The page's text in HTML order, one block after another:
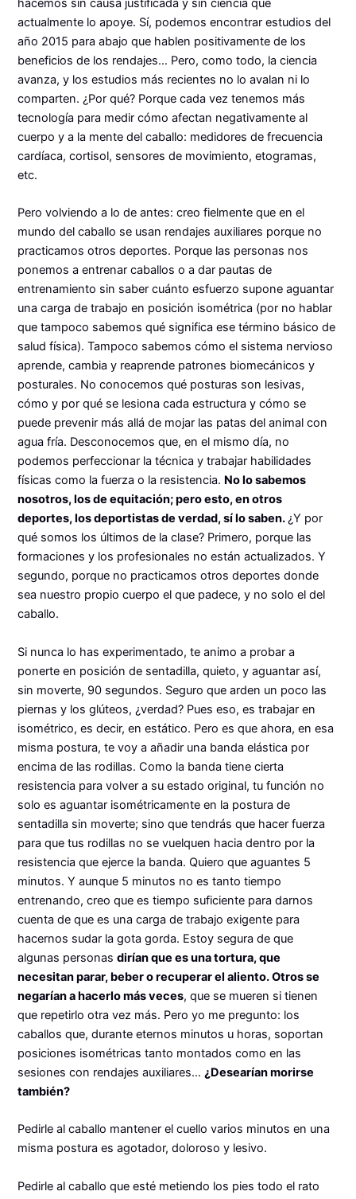
hacemos sin causa justificada y sin ciencia que
actualmente lo apoye. Sí, podemos encontrar estudios del
año 2015 para abajo que hablen positivamente de los
beneficios de los rendajes… Pero, como todo, la ciencia
avanza, y los estudios más recientes no lo avalan ni lo
comparten. ¿Por qué? Porque cada vez tenemos más
tecnología para medir cómo afectan negativamente al
cuerpo y a la mente del caballo: medidores de frecuencia
cardíaca, cortisol, sensores de movimiento, etogramas,
etc.
Pero volviendo a lo de antes: creo fielmente que en el
mundo del caballo se usan rendajes auxiliares porque no
practicamos otros deportes. Porque las personas nos
ponemos a entrenar caballos o a dar pautas de
entrenamiento sin saber cuánto esfuerzo supone aguantar
una carga de trabajo en posición isométrica (por no hablar
que tampoco sabemos qué significa ese término básico de
salud física). Tampoco sabemos cómo el sistema nervioso
aprende, cambia y reaprende patrones biomecánicos y
posturales. No conocemos qué posturas son lesivas,
cómo y por qué se lesiona cada estructura y cómo se
puede prevenir más allá de mojar las patas del animal con
agua fría. Desconocemos que, en el mismo día, no
podemos perfeccionar la técnica y trabajar habilidades
físicas como la fuerza o la resistencia. No lo sabemos
nosotros, los de equitación; pero esto, en otros
deportes, los deportistas de verdad, sí lo saben.¿Y por
qué somos los últimos de la clase? Primero, porque las
formaciones y los profesionales no están actualizados. Y
segundo, porque no practicamos otros deportes donde
sea nuestro propio cuerpo el que padece, y no solo el del
caballo.
Si nunca lo has experimentado, te animo a probar a
ponerte en posición de sentadilla, quieto, y aguantar así,
sin moverte, 90 segundos. Seguro que arden un poco las
piernas y los glúteos, ¿verdad? Pues eso, es trabajar en
isométrico, es decir, en estático. Pero es que ahora, en esa
misma postura, te voy a añadir una banda elástica por
encima de las rodillas. Como la banda tiene cierta
resistencia para volver a su estado original, tu función no
solo es aguantar isométricamente en la postura de
sentadilla sin moverte; sino que tendrás que hacer fuerza
para que tus rodillas no se vuelquen hacia dentro por la
resistencia que ejerce la banda. Quiero que aguantes 5
minutos. Y aunque 5 minutos no es tanto tiempo
entrenando, creo que es tiempo suficiente para darnos
cuenta de que es una carga de trabajo exigente para
hacernos sudar la gota gorda. Estoy segura de que
algunas personasdirían que es una tortura, que
necesitan parar, beber o recuperar el aliento. Otros se
negarían a hacerlo más veces, que se mueren si tienen
que repetirlo otra vez más. Pero yo me pregunto: los
caballos que, durante eternos minutos u horas, soportan
posiciones isométricas tanto montados como en las
sesiones con rendajes auxiliares…¿Desearían morirse
también?
Pedirle al caballo mantener el cuello varios minutos en una
misma postura es agotador, doloroso y lesivo.
Pedirle al caballo que esté metiendo los pies todo el rato